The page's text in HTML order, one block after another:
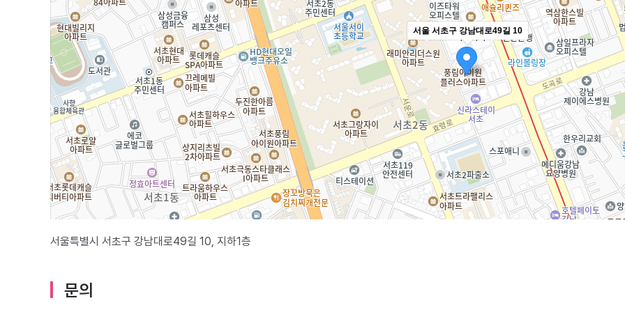
서울 서초구 강남대로49길 10
서울특별시 서초구 강남대로49길 10, 지하1층
문의